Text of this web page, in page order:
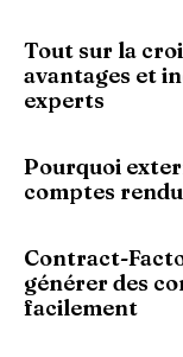
Tout sur la
avantages et
experts
Pourquoi
comptes
Contract-
générer des
facilement